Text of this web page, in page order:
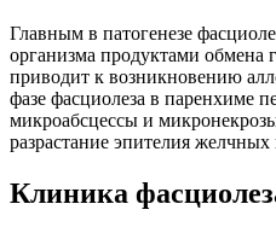
Главным в патогенезе
организма продуктами обмена
приводит к возникновению
фазе фасциолеза в паренхиме
микроабсцессы и
разрастание эпителия
Клиника